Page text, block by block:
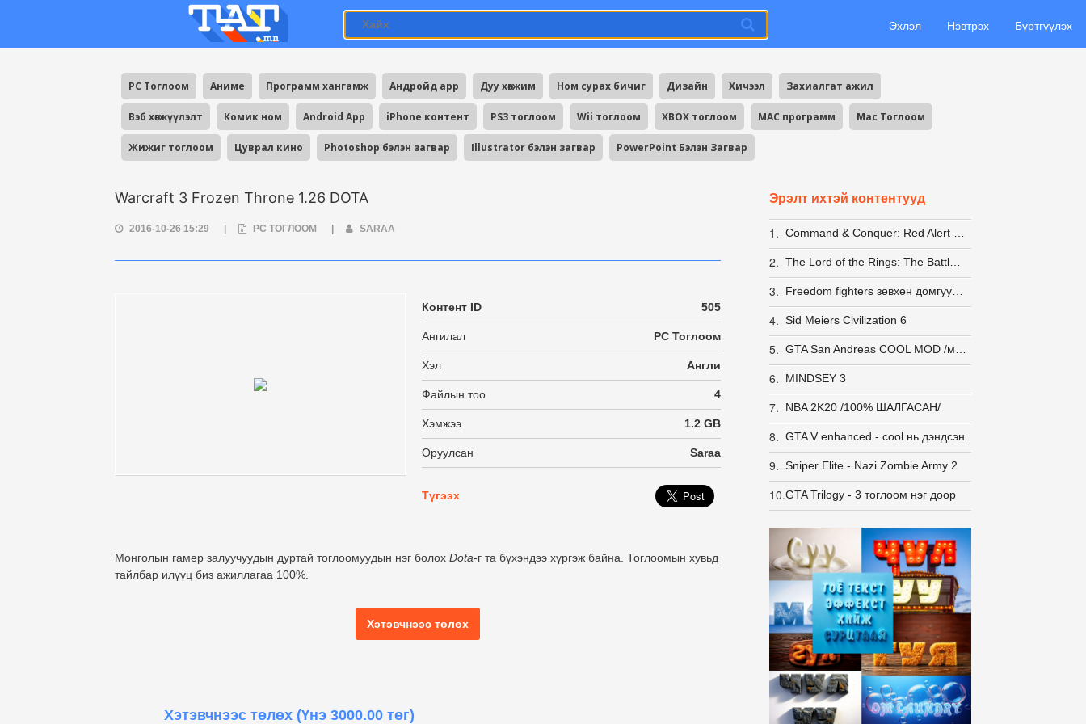
Эхлэл Нэвтрэх Бүртгүүлэх
PC Тоглоом Аниме Программ хангамж Андройд app Дуу хөгжим Ном сурах бичиг Дизайн Хичээл Захиалгат ажил
Вэб хөгжүүлэлт Комик ном Android App iPhone контент PS3 тоглоом Wii тоглоом XBOX тоглоом MAC программ Mac Тоглоом
Жижиг тоглоом Цуврал кино Photoshop бэлэн загвар Illustrator бэлэн загвар PowerPoint Бэлэн Загвар
Warcraft 3 Frozen Throne 1.26 DOTA
2016-10-26 15:29 PC ТОГЛООМ SARAA
Контент ID 505
Ангилал PC Тоглоом
Хэл Англи
Файлын тоо 4
Хэмжээ 1.2 GB
Оруулсан Saraa
Түгээх
Монголын гамер залуучуудын дуртай тоглоомуудын нэг болох Dota-г та бүхэндээ хүргэж байна. Тоглоомын хувьд
тайлбар илүүц биз ажиллагаа 100%.
Хэтэвчнээс төлөх
Хэтэвчнээс төлөх (Үнэ 3000.00 төг)
Эрэлт ихтэй контентууд
1.
2.
3.
4. Sid Meiers Civilization 6
5.
6. MINDSEY 3
7. NBA 2K20 /100% ШАЛГАСАН/
8. GTA V enhanced - cool нь дэндсэн
9. Sniper Elite - Nazi Zombie Army 2
10.GTA Trilogy - 3 тоглоом нэг доор